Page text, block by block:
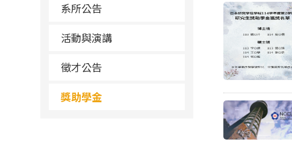
系所公告
活動與演講
徵才公告
獎助學金